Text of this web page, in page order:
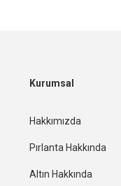
Kurumsal
Hakkımızda
Pırlanta Hakkında
Altın Hakkında